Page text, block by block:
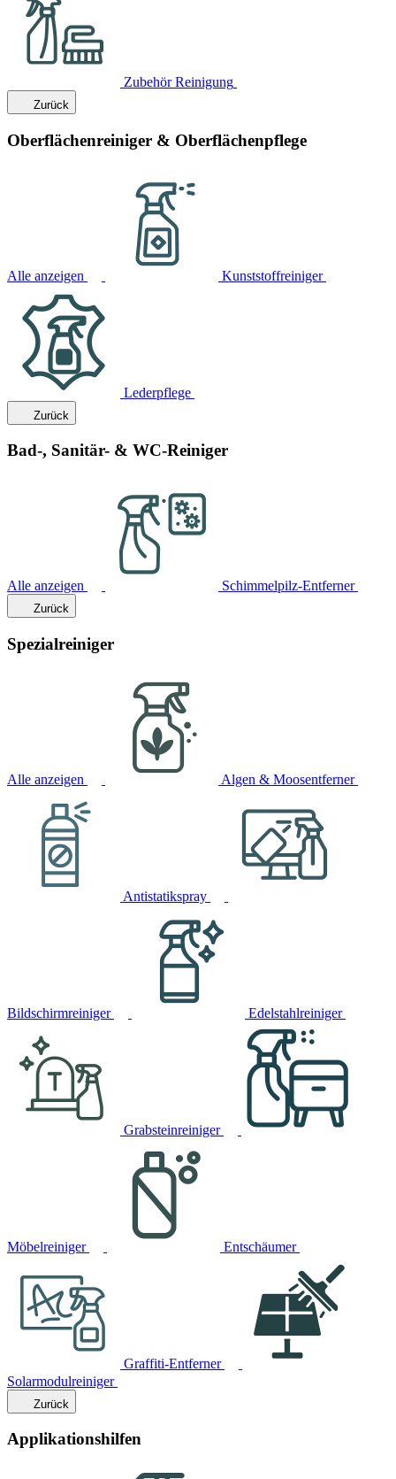
Zubehör Reinigung
Zurück
Oberflächenreiniger & Oberflächenpflege
Alle anzeigen Kunststoffreiniger
Lederpflege
Zurück
Bad-, Sanitär- & WC-Reiniger
Alle anzeigen Schimmelpilz-Entferner
Zurück
Spezialreiniger
Alle anzeigen Algen & Moosentferner
Antistatikspray
Bildschirmreiniger Edelstahlreiniger
Grabsteinreiniger
Möbelreiniger Entschäumer
Graffiti-Entferner
Solarmodulreiniger
Zurück
Applikationshilfen